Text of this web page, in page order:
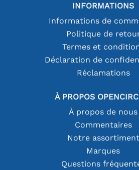
INFORMATIONS
Informations de
Politique de
Termes et
Déclaration de
Réclamations
À PROPOS
À propos de nous
Commentaires
Notre assortiment
Marques
Questions